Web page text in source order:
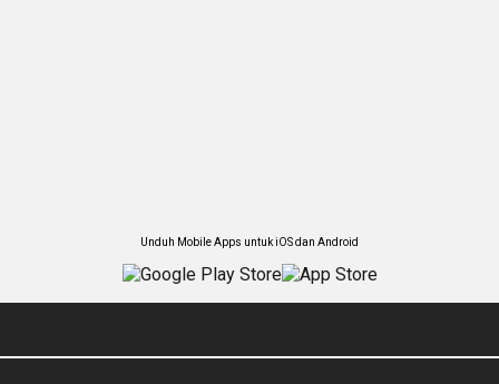
Unduh Mobile Apps untuk iOS dan Android